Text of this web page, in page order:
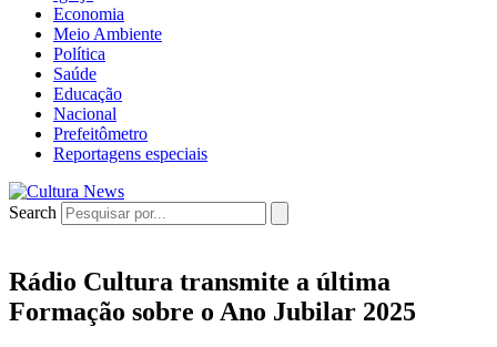
Economia
Meio Ambiente
Política
Saúde
Educação
Nacional
Prefeitômetro
Reportagens especiais
Search
Rádio Cultura transmite a última
Formação sobre o Ano Jubilar 2025